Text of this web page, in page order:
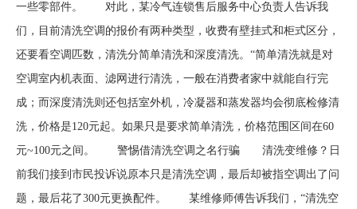
一些零部件。 对此，某冷气连锁售后服务中心负责人告诉我
们，目前清洗空调的报价有两种类型，收费有壁挂式和柜式区分，
还要看空调匹数，清洗分简单清洗和深度清洗。“简单清洗就是对
空调室内机表面、滤网进行清洗，一般在消费者家中就能自行完
成；而深度清洗则还包括室外机，冷凝器和蒸发器均会彻底检修清
洗，价格是120元起。如果只是要求简单清洗，价格范围区间在60
元~100元之间。 警惕借清洗空调之名行骗 清洗变维修？日
前我们接到市民投诉说原本只是清洗空调，最后却被指空调出了问
题，最后花了300元更换配件。 某维修师傅告诉我们，“清洗空